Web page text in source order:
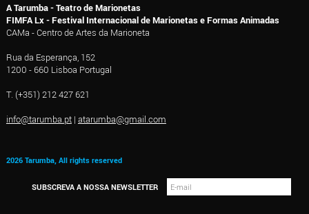
A Tarumba - Teatro de Marionetas
FIMFA Lx - Festival Internacional de Marionetas e Formas Animadas
CAMa - Centro de Artes da Marioneta
Rua da Esperança, 152
1200 - 660 Lisboa Portugal
T. (+351) 212 427 621
info@tarumba.pt| atarumba@gmail.com
2026 Tarumba, All rights reserved
SUBSCREVA A NOSSA NEWSLETTER